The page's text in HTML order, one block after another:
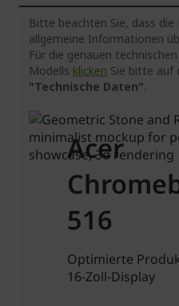
Bitte beachten Sie, dass die
allgemeine Informationen
Für die genauen
Modells klicken Sie bitte auf
"Technische Daten".